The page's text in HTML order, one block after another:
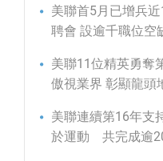
美聯首5月已增兵
聘會 設逾千職位空
美聯11位精英勇奪
傲視業界 彰顯龍頭
美聯連續第16年支
於運動 共完成逾